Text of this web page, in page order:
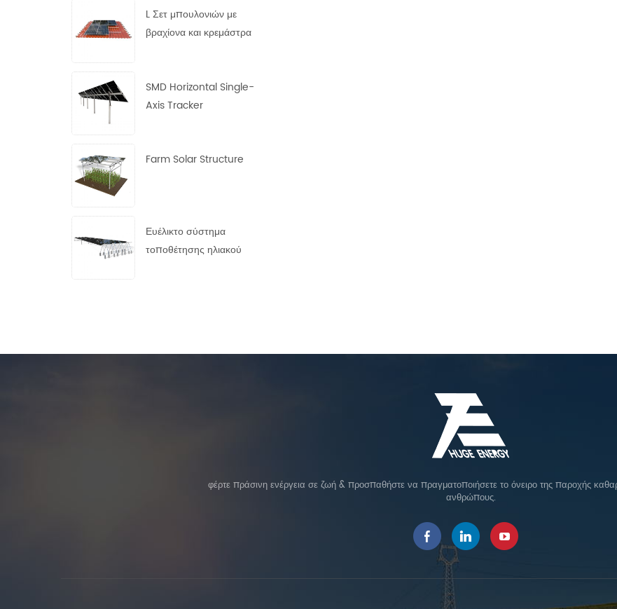
L Σετ μπουλονιών με
βραχίονα και κρεμάστρα
SMD Horizontal Single-
Axis Tracker
Farm Solar Structure
Ευέλικτο σύστημα
τοποθέτησης ηλιακού
φέρτε πράσινη ενέργεια σε ζωή & προσπαθήστε να πραγματοποιήσετε το όνειρο της παροχής
ανθρώπους.